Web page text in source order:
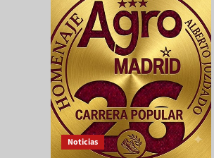
Noticias